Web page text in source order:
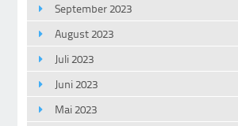
September 2023
August 2023
Juli 2023
Juni 2023
Mai 2023